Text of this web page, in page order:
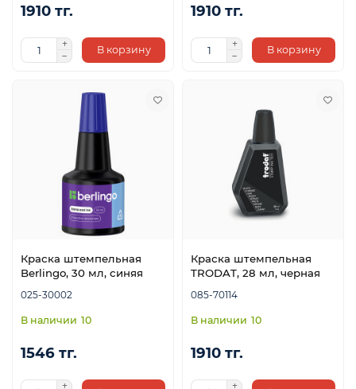
1910 тг.
В корзину
1910 тг.
В корзину
Краска штемпельная
Berlingo, 30 мл, синяя
025-30002
10
1546 тг.
Краска штемпельная
TRODAT, 28 мл, черная
085-70114
10
1910 тг.